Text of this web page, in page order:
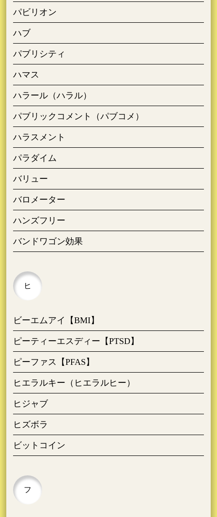
パビリオン
ハブ
パブリシティ
ハマス
ハラール（ハラル）
パブリックコメント（パブコメ）
ハラスメント
パラダイム
バリュー
バロメーター
ハンズフリー
バンドワゴン効果
ヒ
ビーエムアイ【BMI】
ピーティーエスディー【PTSD】
ピーファス【PFAS】
ヒエラルキー（ヒエラルヒー）
ヒジャブ
ヒズボラ
ビットコイン
フ